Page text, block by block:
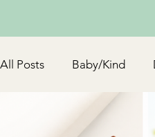
All Posts Baby/Kind